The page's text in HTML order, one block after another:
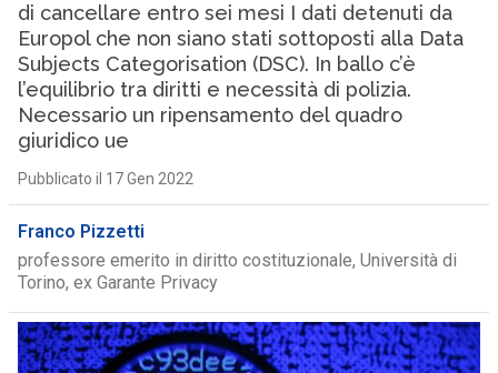
di cancellare entro sei mesi I dati detenuti da
Europol che non siano stati sottoposti alla Data
Subjects Categorisation (DSC). In ballo c’è
l’equilibrio tra diritti e necessità di polizia.
Necessario un ripensamento del quadro
giuridico ue
Pubblicato il 17 Gen 2022
Franco Pizzetti
professore emerito in diritto costituzionale, Università di
Torino, ex Garante Privacy